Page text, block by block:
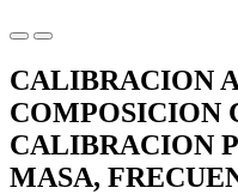
CALIBRACION
COMPOSICION
CALIBRACION
MASA,